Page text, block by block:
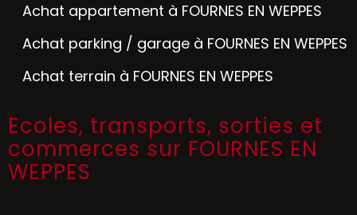
Achat appartement à FOURNES EN WEPPES
Achat parking / garage à FOURNES EN WEPPES
Achat terrain à FOURNES EN WEPPES
Ecoles, transports, sorties et
commerces sur FOURNES EN
WEPPES